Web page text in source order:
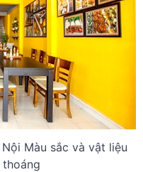
Màu sắc và vật liệu